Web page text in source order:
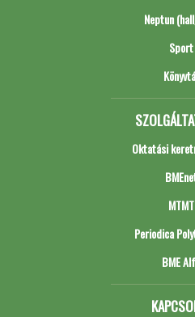
Neptun
Sport
Oktatási
MTMT
Periodica
BME